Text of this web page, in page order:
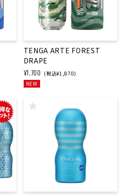
TENGA ARTE FOREST
DRAPE
¥1,700 (税込¥1,870)
NEW